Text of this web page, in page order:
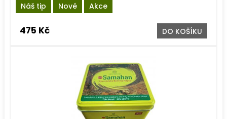
Náš tip Nové Akce
475 Kč DO KOŠÍKU